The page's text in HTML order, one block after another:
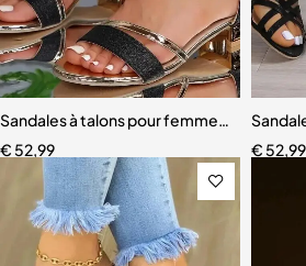
Sandales à talons pour femmes,
€ 52,99
€ 52,99